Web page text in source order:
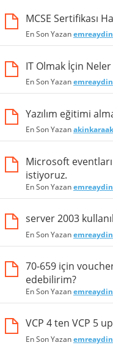
MCSE Sertifikası
En Son Yazanemreaydin
IT Olmak İçin
En Son Yazanemreaydin
Yazılım eğitimi
En Son Yazan
Microsoft
istiyoruz.
En Son Yazanemreaydin
server 2003
En Son Yazanemreaydin
70-659 için
edebilirim?
En Son Yazanemreaydin
VCP 4 ten VCP 5
En Son Yazanemreaydin